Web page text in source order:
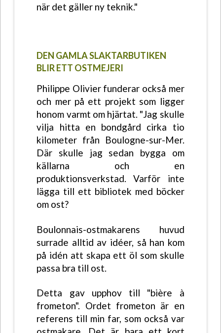
när det gäller ny teknik."
DEN GAMLA SLAKTARBUTIKEN
BLIR ETT OSTMEJERI
Philippe Olivier funderar också mer
och mer på ett projekt som ligger
honom varmt om hjärtat. "Jag skulle
vilja hitta en bondgård cirka tio
kilometer från Boulogne-sur-Mer.
Där skulle jag sedan bygga om
källarna och en
produktionsverkstad. Varför inte
lägga till ett bibliotek med böcker
om ost?
Boulonnais-ostmakarens huvud
surrade alltid av idéer, så han kom
på idén att skapa ett öl som skulle
passa bra till ost.
Detta gav upphov till "bière à
frometon". Ordet frometon är en
referens till min far, som också var